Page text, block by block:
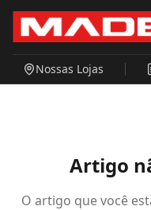
Pular para o conteúdo
Nossas Lojas
Artigo
O artigo que você